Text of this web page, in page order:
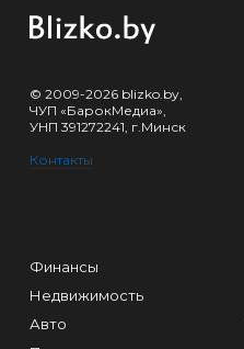
© 2009-2026 blizko.by,
ЧУП «БарокМедиа»,
УНП 391272241, г.Минск
Контакты
Финансы
Недвижимость
Авто